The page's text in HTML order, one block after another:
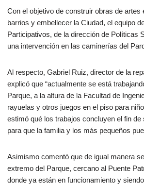
Con el objetivo de construir obras de artes
barrios y embellecer la Ciudad, el equipo
Participativos, de la dirección de Políticas
una intervención en las caminerías del
Al respecto, Gabriel Ruiz, director de la
explicó que “actualmente se está
Parque, a la altura de la Facultad de
rayuelas y otros juegos en el piso para
estimó qué los trabajos concluyen el fin
para que la familia y los más pequeños
Asimismo comentó que de igual manera
extremo del Parque, cercano al Puente
donde ya están en funcionamiento y